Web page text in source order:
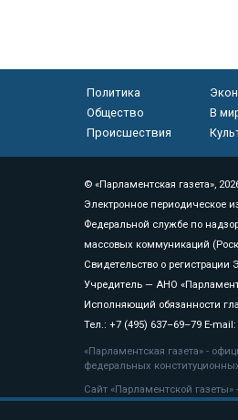
Политика
Общество
В
Происшествия
© «Парламентская газета»,
Электронное периодическое
Федеральной службе по
массовых коммуникаций
Свидетельство о
Учредитель — АНО
Исполняющий обязанности
Тел.: +7 (495) 637–69–79 E-mail:
«Парламентская газета» -
федеральных
Сайт «Парламентской
«Парламентской газеты»